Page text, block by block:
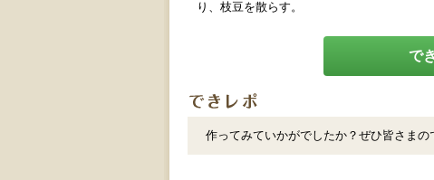
り、枝豆を散らす。
で
作ってみていかがでしたか？ぜひ皆さまの